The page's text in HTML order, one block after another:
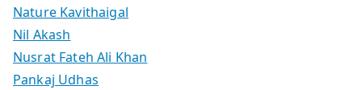
Nature Kavithaigal
Nil Akash
Nusrat Fateh Ali Khan
Pankaj Udhas